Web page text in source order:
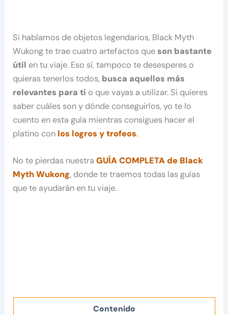
Si hablamos de objetos legendarios, Black Myth
Wukong te trae cuatro artefactos queson bastante
útil en tu viaje. Eso sí, tampoco te desesperes o
quieras tenerlos todos, busca aquellos más
relevantes para ti o que vayas a utilizar. Si quieres
saber cuáles son y dónde conseguirlos, yo te lo
cuento en esta guía mientras consigues hacer el
platino con los logros y trofeos.
No te pierdas nuestraGUÍA COMPLETA de Black
Myth Wukong, donde te traemos todas las guías
que te ayudarán en tu viaje.
Contenido